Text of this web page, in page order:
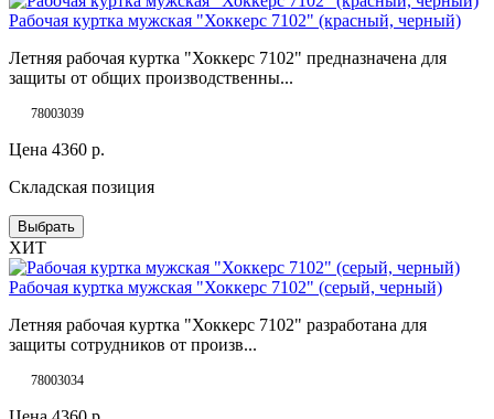
Рабочая куртка мужская "Хоккерс 7102" (красный, черный)
Летняя рабочая куртка "Хоккерс 7102" предназначена для
защиты от общих производственны...
78003039
Цена 4360 р.
Складская позиция
Выбрать
ХИТ
Рабочая куртка мужская "Хоккерс 7102" (серый, черный)
Летняя рабочая куртка "Хоккерс 7102" разработана для
защиты сотрудников от произв...
78003034